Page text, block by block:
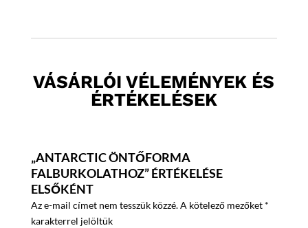
VÁSÁRLÓI VÉLEMÉNYEK ÉS
ÉRTÉKELÉSEK
„ANTARCTIC ÖNTŐFORMA
FALBURKOLATHOZ” ÉRTÉKELÉSE
ELSŐKÉNT
Az e-mail címet nem tesszük közzé.A kötelező mezőket *
karakterrel jelöltük